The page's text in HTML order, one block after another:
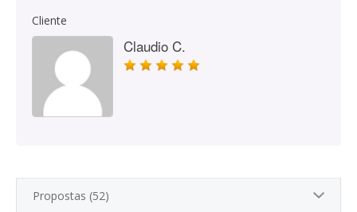
Cliente
Claudio C.
Propostas (52)